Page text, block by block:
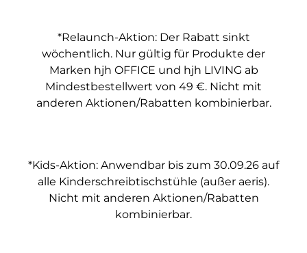
*Relaunch-Aktion: Der Rabatt sinkt
wöchentlich. Nur gültig für Produkte der
Marken hjh OFFICE und hjh LIVING ab
Mindestbestellwert von 49 €. Nicht mit
anderen Aktionen/Rabatten kombinierbar.
*Kids-Aktion: Anwendbar bis zum 30.09.26 auf
alle Kinderschreibtischstühle (außer aeris).
Nicht mit anderen Aktionen/Rabatten
kombinierbar.